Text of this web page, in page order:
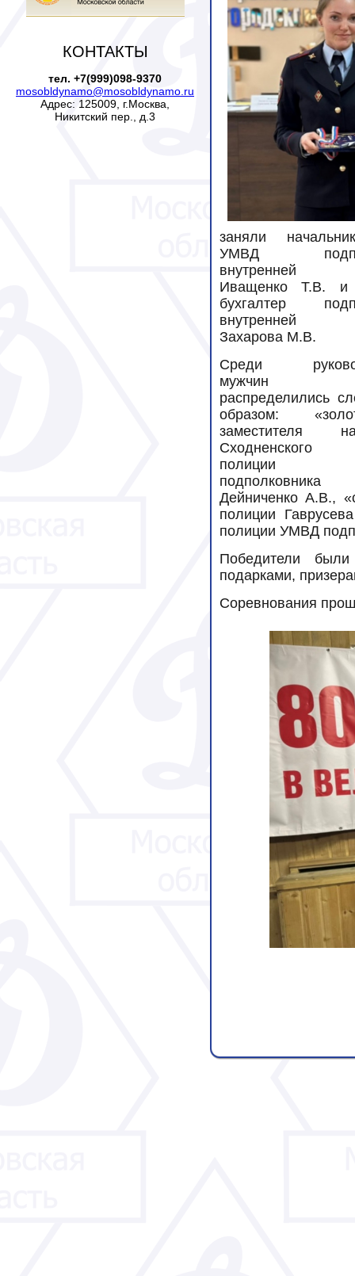
КОНТАКТЫ
тел. +7(999)098-9370
mosobldynamo@mosobldynamo.ru
Адрес: 125009, г.Москва,
Никитский пер., д.3
заняли
УМВД
внутренней
Иващенко Т.В. и
бухгалтер
внутренней
Захарова М.В.
Среди
мужчин
распределились
образом:
заместителя
Сходненского
полиции
подполковника
Дейниченко А.В.,
полиции
полиции УМВД
Победители
подарками,
Соревнования